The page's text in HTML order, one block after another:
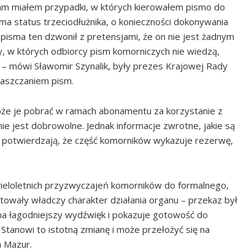
miałem przypadki, w których kierowałem pismo do
status trzeciodłużnika, o konieczności dokonywania
ten dzwonił z pretensjami, że on nie jest żadnym
w których odbiorcy pism komorniczych nie wiedzą,
mówi Sławomir Szynalik, były prezes Krajowej Rady
pism.
je pobrać w ramach abonamentu za korzystanie z
jest dobrowolne. Jednak informacje zwrotne, jakie są
że część komorników wykazuje rezerwę,
przyzwyczajeń komorników do formalnego,
władczy charakter działania organu – przekaz był
łagodniejszy wydźwięk i pokazuje gotowość do
to istotną zmianę i może przełożyć się na